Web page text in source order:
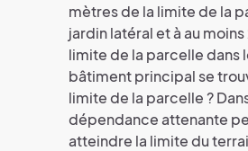
mètres de la limite de la
jardin latéral et à au
limite de la parcelle dans
bâtiment principal se
limite de la parcelle ?
dépendance attenante
atteindre la limite du